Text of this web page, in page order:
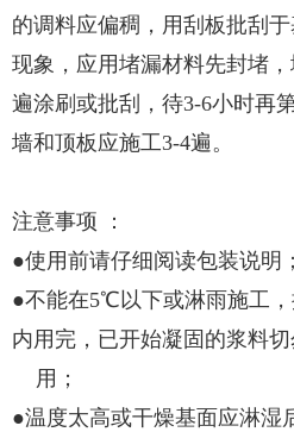
的调料应偏稠，用刮板批刮
现象，应用堵漏材料先封堵
遍涂刷或批刮，待3-6小时再
墙和顶板应施工3-4遍。
注意事项 ：
●使用前请仔细阅读包装说明；
●不能在5℃以下或淋雨施工
内用完，已开始凝固的浆料
用；
●温度太高或干燥基面应淋湿